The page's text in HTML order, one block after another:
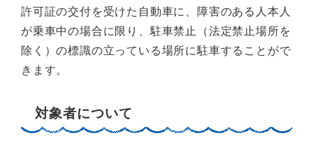
許可証の交付を受けた自動車に、障害のある人本人
が乗車中の場合に限り、駐車禁止（法定禁止場所を
除く）の標識の立っている場所に駐車することがで
きます。
対象者について